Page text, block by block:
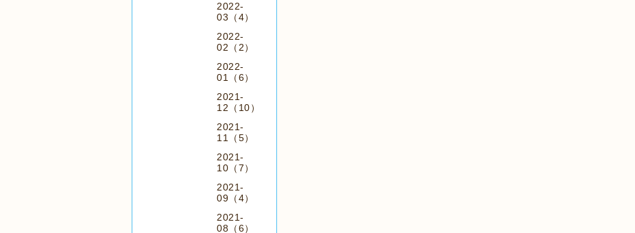
2022-
03（4）
2022-
02（2）
2022-
01（6）
2021-
12（10）
2021-
11（5）
2021-
10（7）
2021-
09（4）
2021-
08（6）